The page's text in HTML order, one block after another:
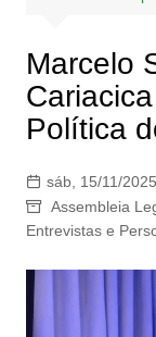
Marcelo
Política
sáb, 15/11/2025
Assembleia
Entrevistas e